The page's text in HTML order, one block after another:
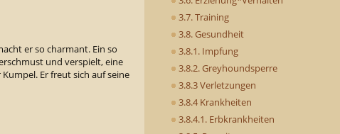
3.7. Training
3.8. Gesundheit
3.8.1. Impfung
3.8.2. Greyhoundsperre
3.8.3 Verletzungen
3.8.4 Krankheiten
3.8.4.1. Erbkrankheiten
er so charmant. Ein so
und verspielt, eine
Er freut sich auf seine